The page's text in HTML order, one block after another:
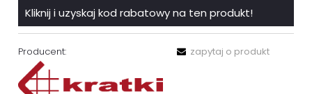
Kliknij i uzyskaj kod rabatowy na ten produkt!
Producent: zapytaj o produkt